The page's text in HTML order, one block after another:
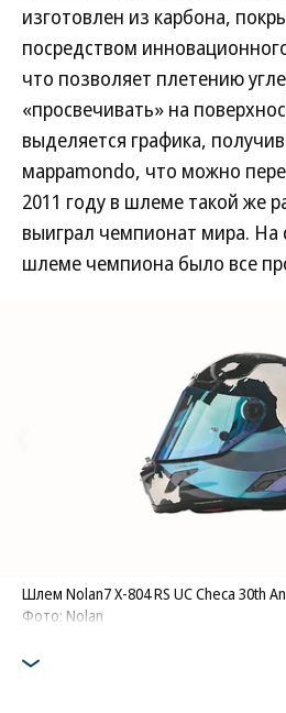
изготовлен из карбона,
посредством
что позволяет плетению
«просвечивать» на
выделяется графика,
мappamondo, что можно
2011 году в шлеме такой же
выиграл чемпионат мира.
шлеме чемпиона было все
Шлем Nolan7 X-804 RS UC Checa 30th
Фото: Nolan